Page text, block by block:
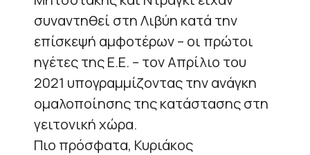
συναντηθεί στη Λιβύη κατά την
επίσκεψή αμφοτέρων – οι πρώτοι
ηγέτες της Ε.Ε. – τον Απρίλιο του
2021 υπογραμμίζοντας την ανάγκη
ομαλοποίησης της κατάστασης στη
γειτονική χώρα.
Πιο πρόσφατα, Κυριάκος